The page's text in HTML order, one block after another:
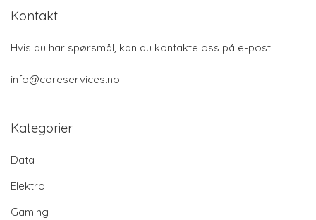
Kontakt
Hvis du har spørsmål, kan du kontakte oss på e-post:
info@coreservices.no
Kategorier
Data
Elektro
Gaming